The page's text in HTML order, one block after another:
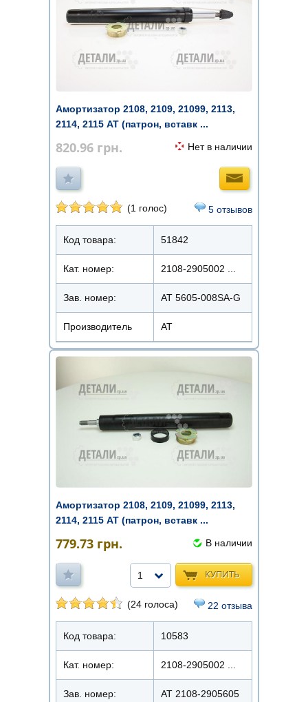
Амортизатор 2108, 2109, 21099, 2113,
2114, 2115 AT (патрон, вставк ...
820.96 грн. Нет в наличии
(1 голос) 5 отзывов
Код товара: 51842
Кат. номер: 2108-2905002 ...
Зав. номер: AT 5605-008SA-G
Производитель АТ
Амортизатор 2108, 2109, 21099, 2113,
2114, 2115 AT (патрон, вставк ...
779.73 грн. В наличии
КУПИТЬ
1
(24 голоса) 22 отзыва
Код товара: 10583
Кат. номер: 2108-2905002 ...
Зав. номер: AT 2108-2905605